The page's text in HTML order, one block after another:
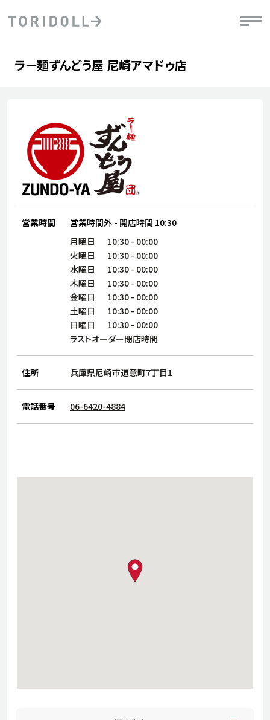
会社情報
経営理念
ニュース
株主・投資家情報
サステナビリティ
店舗検索
採用情報
よくある質問・お問い合わせ
PRニュース
中長期経営計画
デジタルトランス
フォーメーション戦略
粟田社長が語るトリドールDX
DXビジョン2028
トリドールのDX ～これまでとこれから～
ライブラリ
粟田社長が語る
トリドールのサステナビリティ
ステークホルダーとの
コミュニケーション
ラー麺ずんどう屋 尼崎アマドゥ店
営業時間 営業時間外 - 開店時間 10:30
月曜日 10:30 - 00:00
火曜日
10:30 - 00:00
水曜日
10:30 - 00:00
木曜日
10:30 - 00:00
金曜日
10:30 - 00:00
土曜日
10:30 - 00:00
日曜日
10:30 - 00:00
ラストオーダー閉店時間
住所 兵庫県尼崎市道意町7丁目1
電話番号 06-6420-4884
map pin